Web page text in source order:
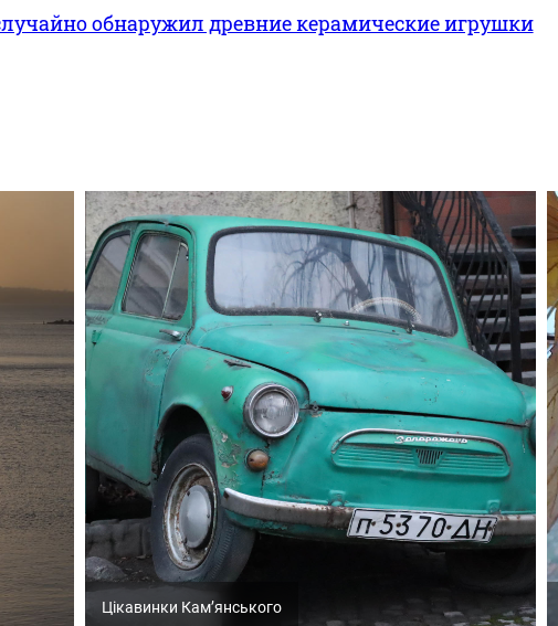
обнаружил древние керамические игрушки
Цікавинки Кам’янського